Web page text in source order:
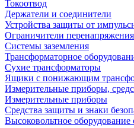
Токоотвод
Держатели и соединители
Устройства защиты от
Ограничители перенапряжения
Системы заземления
Трансформаторное
Сухие трансформаторы
Ящики с понижающим
Измерительные приборы,
Измерительные приборы
Средства защиты и знаки
Высоковольтное